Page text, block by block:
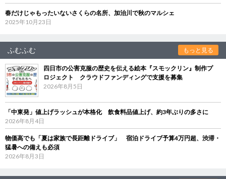
春だけじゃもったいないさくらの名所、加治川で秋のマルシェ
2025年10月23日
ふむふむ もっと見る
四日市の公害克服の歴史を伝える絵本『スモックリン』制作プ
ロジェクト クラウドファンディングで支援を募集
2026年8月5日
「中東発」値上げラッシュが本格化 飲食料品値上げ、約3年ぶりの多さに
2026年8月4日
物価高でも「夏は家族で長距離ドライブ」 宿泊ドライブ予算4万円超、渋滞・
猛暑への備えも必須
2026年8月3日